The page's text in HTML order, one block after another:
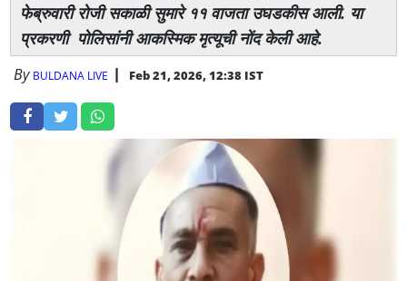
फेब्रुवारी रोजी सकाळी सुमारे ११ वाजता उघडकीस आली. या
प्रकरणी पोलिसांनी आकस्मिक मृत्यूची नोंद केली आहे.
By BULDANA LIVE Feb 21, 2026, 12:38 IST